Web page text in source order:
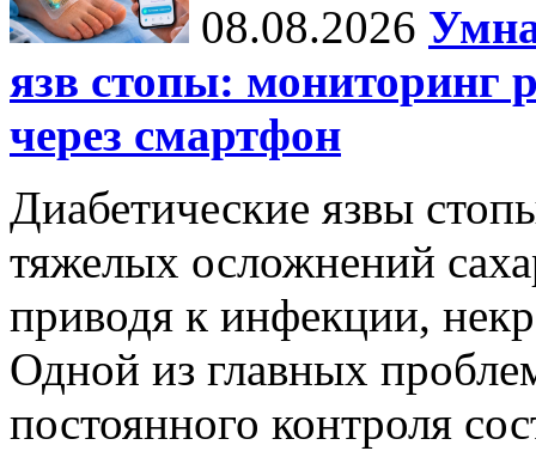
08.08.2026
язв стопы: мониторинг
через смартфон
Диабетические язвы
тяжелых осложнений
приводя к инфекции,
Одной из главных
постоянного контроля